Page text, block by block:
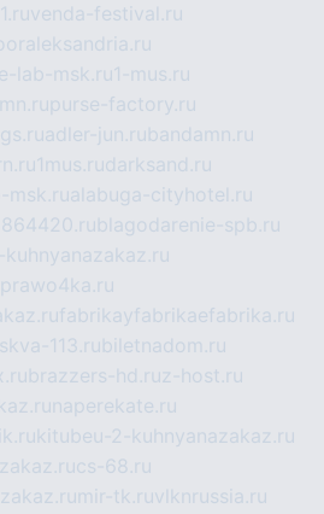
venda-festival.ru
lab-msk.ru1-mus.ru
purse-factory.ru
adler-jun.rubandamn.ru
1mus.rudarksand.ru
msk.rualabuga-cityhotel.ru
blagodarenie-spb.ru
fabrikayfabrikaefabrika.ru
113.rubiletnadom.ru
brazzers-hd.ruz-host.ru
naperekate.ru
kitubeu-2-kuhnyanazakaz.ru
cs-68.ru
mir-tk.ruvlknrussia.ru